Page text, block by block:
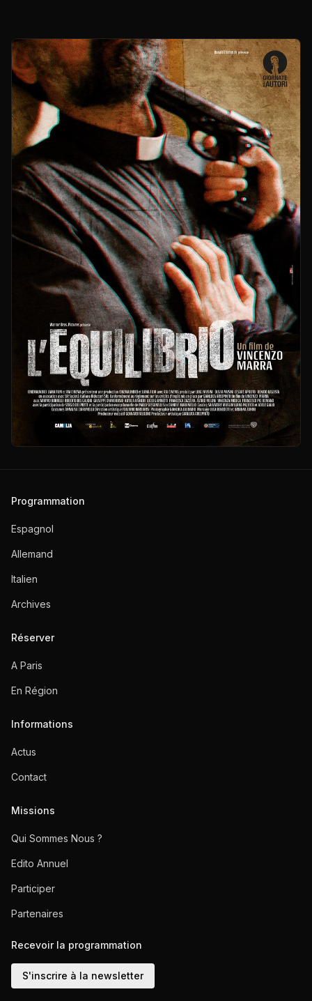
Programmation
Espagnol
Allemand
Italien
Archives
Réserver
A Paris
En Région
Informations
Actus
Contact
Missions
Qui Sommes Nous ?
Edito Annuel
Participer
Partenaires
Recevoir la programmation
S'inscrire à la newsletter